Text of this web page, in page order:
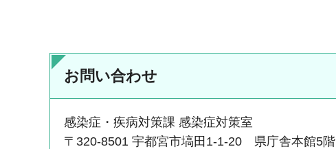
お問い合わせ
感染症・疾病対策課 感染症対策室
〒320-8501 宇都宮市塙田1-1-20 県庁舎本館5階